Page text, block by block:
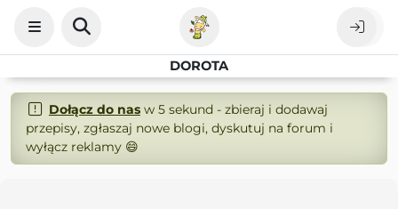
DOROTA
Dołącz do nasw 5 sekund - zbieraj i dodawaj
przepisy, zgłaszaj nowe blogi, dyskutuj na forum i
wyłącz reklamy 😄